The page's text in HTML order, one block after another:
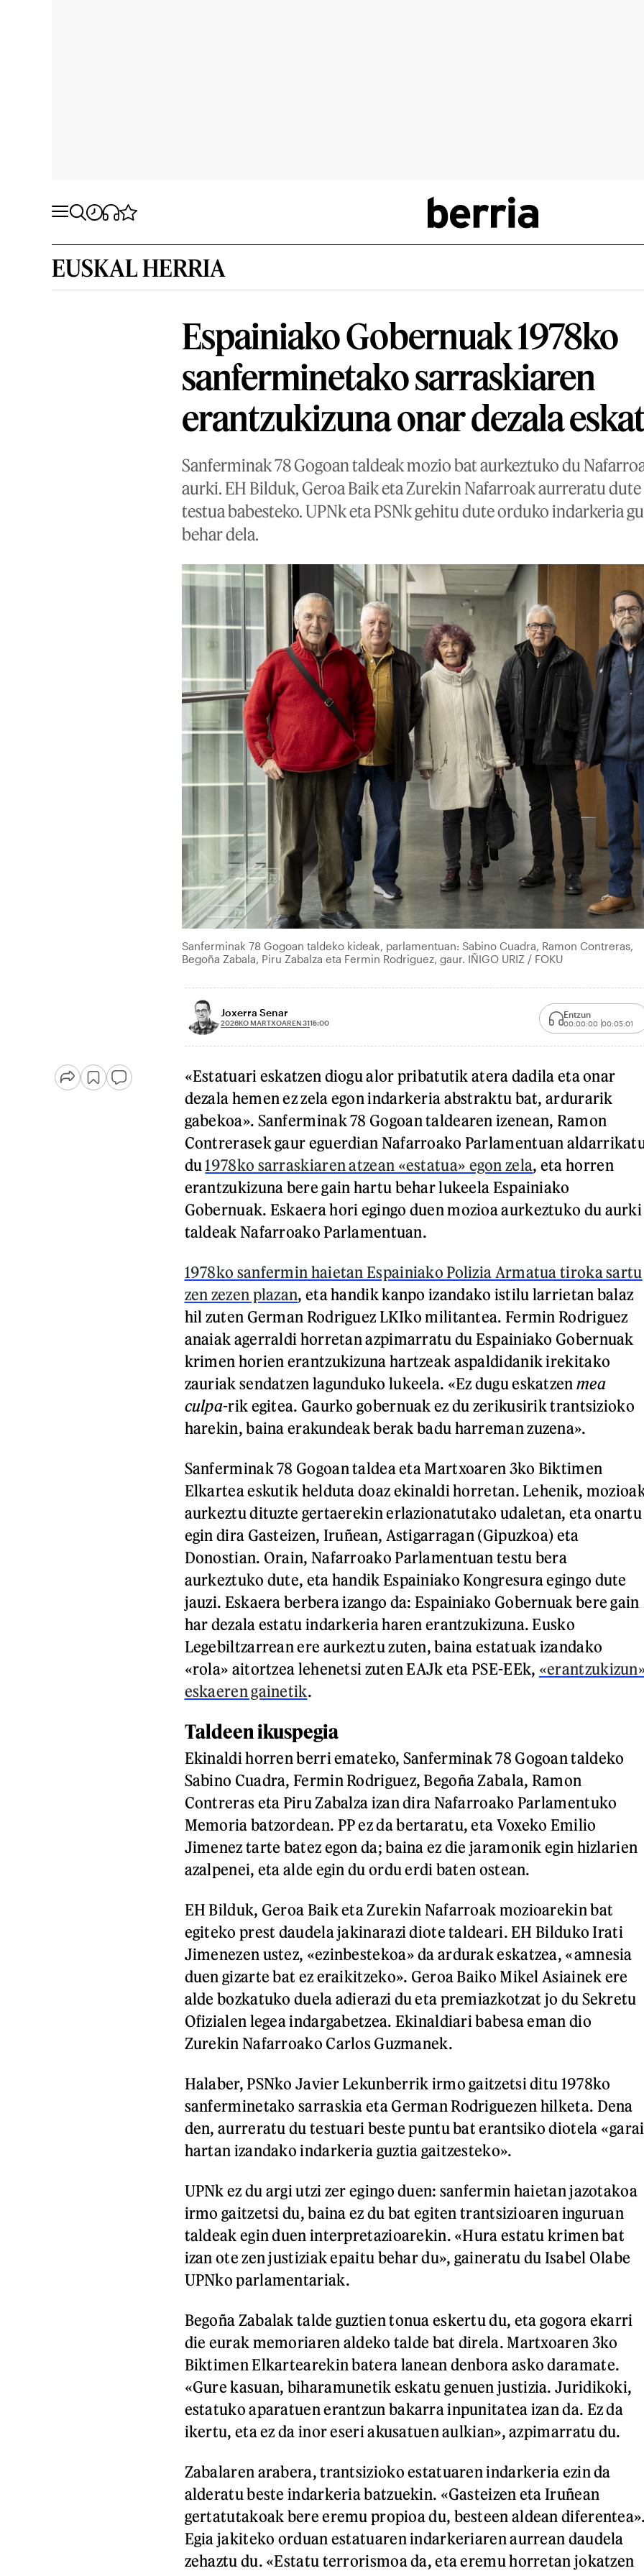
EUSKAL HERRIA
Espainiako Gobernuak 1978ko
sanferminetako sarraskiaren
erantzukizuna onar dezala
Sanferminak 78 Gogoan taldeak mozio bat aurkeztuko du
aurki. EH Bilduk, Geroa Baik eta Zurekin Nafarroak aurreratu
testua babesteko. UPNk eta PSNk gehitu dute orduko indarkeria
behar dela.
Sanferminak 78 Gogoan taldeko kideak, parlamentuan: Sabino Cuadra, Ramon Contreras,
Begoña Zabala, Piru Zabalza eta Fermin Rodriguez, gaur. IÑIGO URIZ / FOKU
Joxerra Senar
2026KO MARTXOAREN 3115:00
Entzun
00:00:00 00:05:01
«Estatuari eskatzen diogu alor pribatutik atera dadila eta onar
dezala hemen ez zela egon indarkeria abstraktu bat, ardurarik
gabekoa». Sanferminak 78 Gogoan taldearen izenean, Ramon
Contrerasek gaur eguerdian Nafarroako Parlamentuan
du1978ko sarraskiaren atzean «estatua» egon zela, eta horren
erantzukizuna bere gain hartu behar lukeela Espainiako
Gobernuak. Eskaera hori egingo duen mozioa aurkeztuko du aurki
taldeak Nafarroako Parlamentuan.
1978ko sanfermin haietan Espainiako Polizia Armatua tiroka sartu
zen zezen plazan, eta handik kanpo izandako istilu larrietan balaz
hil zuten German Rodriguez LKIko militantea. Fermin Rodriguez
anaiak agerraldi horretan azpimarratu du Espainiako Gobernuak
krimen horien erantzukizuna hartzeak aspaldidanik irekitako
zauriak sendatzen lagunduko lukeela. «Ez dugu eskatzen mea
culpa-rik egitea. Gaurko gobernuak ez du zerikusirik trantsizioko
harekin, baina erakundeak berak badu harreman zuzena».
Sanferminak 78 Gogoan taldea eta Martxoaren 3ko Biktimen
Elkartea eskutik helduta doaz ekinaldi horretan. Lehenik,
aurkeztu dituzte gertaerekin erlazionatutako udaletan, eta onartu
egin dira Gasteizen, Iruñean, Astigarragan (Gipuzkoa) eta
Donostian. Orain, Nafarroako Parlamentuan testu bera
aurkeztuko dute, eta handik Espainiako Kongresura egingo dute
jauzi. Eskaera berbera izango da: Espainiako Gobernuak bere gain
har dezala estatu indarkeria haren erantzukizuna. Eusko
Legebiltzarrean ere aurkeztu zuten, baina estatuak izandako
«rola» aitortzea lehenetsi zuten EAJk eta PSE-EEk,
eskaeren gainetik.
Taldeen ikuspegia
Ekinaldi horren berri emateko, Sanferminak 78 Gogoan taldeko
Sabino Cuadra, Fermin Rodriguez, Begoña Zabala, Ramon
Contreras eta Piru Zabalza izan dira Nafarroako Parlamentuko
Memoria batzordean. PP ez da bertaratu, eta Voxeko Emilio
Jimenez tarte batez egon da; baina ez die jaramonik egin hizlarien
azalpenei, eta alde egin du ordu erdi baten ostean.
EH Bilduk, Geroa Baik eta Zurekin Nafarroak mozioarekin bat
egiteko prest daudela jakinarazi diote taldeari. EH Bilduko Irati
Jimenezen ustez, «ezinbestekoa» da ardurak eskatzea, «amnesia
duen gizarte bat ez eraikitzeko». Geroa Baiko Mikel Asiainek ere
alde bozkatuko duela adierazi du eta premiazkotzat jo du Sekretu
Ofizialen legea indargabetzea. Ekinaldiari babesa eman dio
Zurekin Nafarroako Carlos Guzmanek.
Halaber, PSNko Javier Lekunberrik irmo gaitzetsi ditu 1978ko
sanferminetako sarraskia eta German Rodriguezen hilketa. Dena
den, aurreratu du testuari beste puntu bat erantsiko diotela «garai
hartan izandako indarkeria guztia gaitzesteko».
UPNk ez du argi utzi zer egingo duen: sanfermin haietan jazotakoa
irmo gaitzetsi du, baina ez du bat egiten trantsizioaren inguruan
taldeak egin duen interpretazioarekin. «Hura estatu krimen bat
izan ote zen justiziak epaitu behar du», gaineratu du Isabel Olabe
UPNko parlamentariak.
Begoña Zabalak talde guztien tonua eskertu du, eta gogora ekarri
die eurak memoriaren aldeko talde bat direla. Martxoaren 3ko
Biktimen Elkartearekin batera lanean denbora asko daramate.
«Gure kasuan, biharamunetik eskatu genuen justizia. Juridikoki,
estatuko aparatuen erantzun bakarra inpunitatea izan da. Ez da
ikertu, eta ez da inor eseri akusatuen aulkian», azpimarratu du.
Zabalaren arabera, trantsizioko estatuaren indarkeria ezin da
alderatu beste indarkeria batzuekin. «Gasteizen eta Iruñean
gertatutakoak bere eremu propioa du, besteen aldean
Egia jakiteko orduan estatuaren indarkeriaren aurrean daudela
zehaztu du. «Estatu terrorismoa da, eta eremu horretan jokatzen